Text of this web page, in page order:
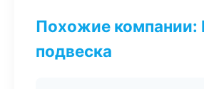
Похожие компании:
подвеска